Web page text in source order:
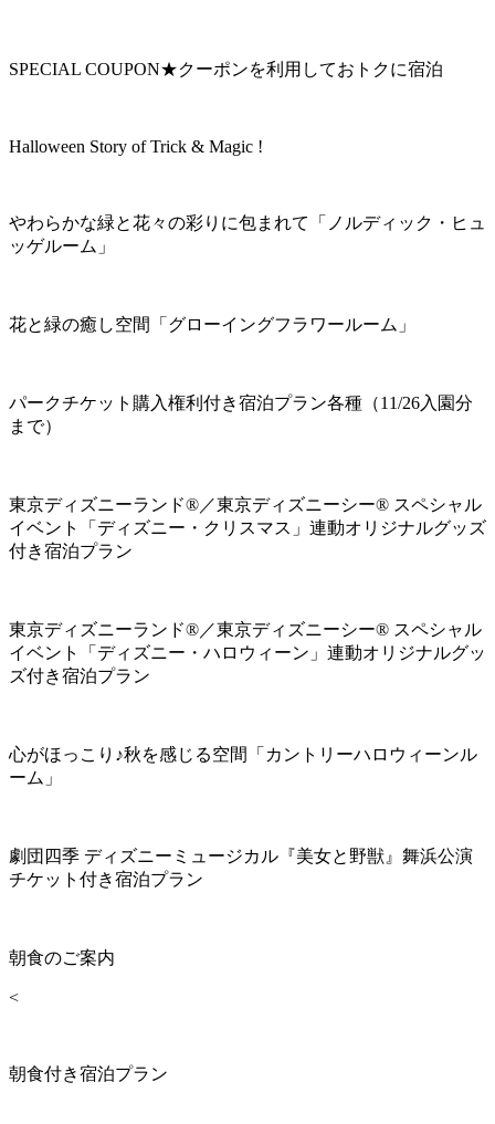
SPECIAL COUPON★クーポンを利用しておトクに宿泊
Halloween Story of Trick & Magic !
やわらかな緑と花々の彩りに包まれて「ノルディック・ヒュ
ッゲルーム」
花と緑の癒し空間「グローイングフラワールーム」
パークチケット購入権利付き宿泊プラン各種（11/26入園分
まで）
東京ディズニーランド®／東京ディズニーシー® スペシャル
イベント「ディズニー・クリスマス」連動オリジナルグッズ
付き宿泊プラン
東京ディズニーランド®／東京ディズニーシー® スペシャル
イベント「ディズニー・ハロウィーン」連動オリジナルグッ
ズ付き宿泊プラン
心がほっこり♪秋を感じる空間「カントリーハロウィーンル
ーム」
劇団四季 ディズニーミュージカル『美女と野獣』舞浜公演
チケット付き宿泊プラン
朝食のご案内
<
朝食付き宿泊プラン